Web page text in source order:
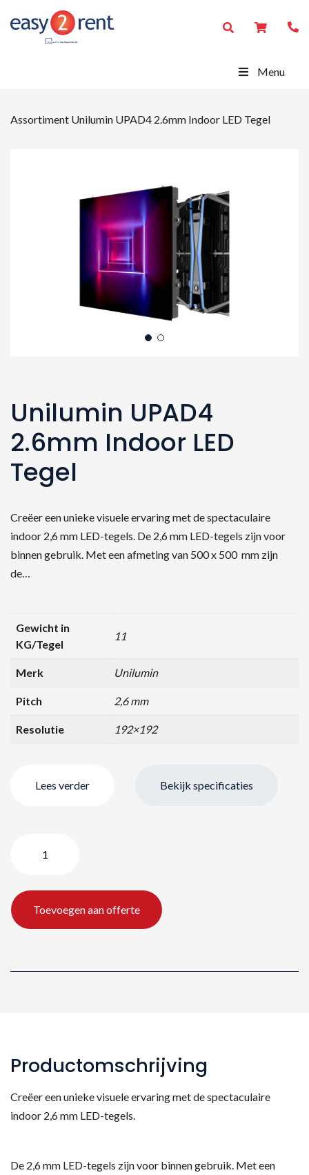
Menu
Assortiment Unilumin UPAD4 2.6mm Indoor LED Tegel
Unilumin UPAD4
2.6mm Indoor LED
Tegel
Creëer een unieke visuele ervaring met de spectaculaire
indoor 2,6 mm LED-tegels. De 2,6 mm LED-tegels zijn voor
binnen gebruik. Met een afmeting van 500 x 500 mm zijn
de…
Gewicht in
KG/Tegel
11
Merk Unilumin
Pitch 2,6 mm
Resolutie 192×192
Lees verder Bekijk specificaties
UPAD4
Indoor
LED
Toevoegen aan offerte
Productomschrijving
Creëer een unieke visuele ervaring met de spectaculaire
indoor 2,6 mm LED-tegels.
De 2,6 mm LED-tegels zijn voor binnen gebruik. Met een